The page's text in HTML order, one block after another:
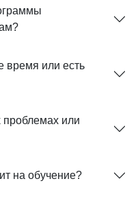
время или есть
проблемах или
на обучение?